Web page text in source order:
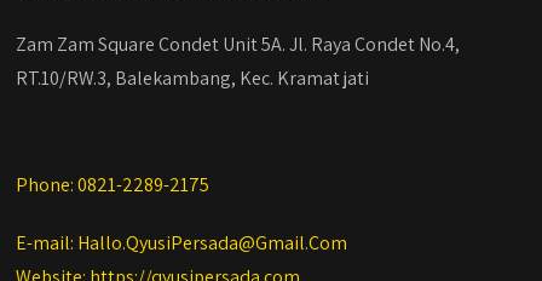
Zam Zam Square Condet Unit 5A. Jl. Raya Condet No.4,
RT.10/RW.3, Balekambang, Kec. Kramat jati
Phone: 0821-2289-2175
E-mail: Hallo.QyusiPersada@Gmail.Com